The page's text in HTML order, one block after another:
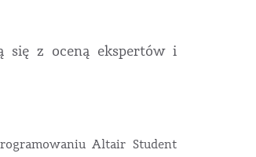
się z oceną ekspertów i
Altair Student